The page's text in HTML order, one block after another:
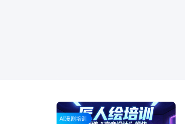
AI漫剧培训